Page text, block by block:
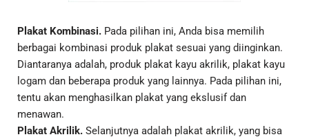
Plakat Kombinasi. Pada pilihan ini, Anda bisa memilih
berbagai kombinasi produk plakat sesuai yang diinginkan.
Diantaranya adalah, produk plakat kayu akrilik, plakat kayu
logam dan beberapa produk yang lainnya. Pada pilihan ini,
tentu akan menghasilkan plakat yang ekslusif dan
menawan.
Plakat Akrilik. Selanjutnya adalah plakat akrilik, yang bisa